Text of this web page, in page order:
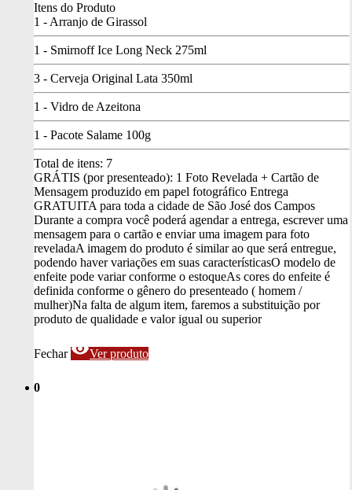
Itens do Produto
1 - Arranjo de Girassol
1 - Smirnoff Ice Long Neck 275ml
3 - Cerveja Original Lata 350ml
1 - Vidro de Azeitona
1 - Pacote Salame 100g
Total de itens: 7
GRÁTIS (por presenteado): 1 Foto Revelada + Cartão de
Mensagem produzido em papel fotográfico Entrega
GRATUITA para toda a cidade de São José dos Campos
Durante a compra você poderá agendar a entrega, escrever uma
mensagem para o cartão e enviar uma imagem para foto
reveladaA imagem do produto é similar ao que será entregue,
podendo haver variações em suas característicasO modelo de
enfeite pode variar conforme o estoqueAs cores do enfeite é
definida conforme o gênero do presenteado ( homem /
mulher)Na falta de algum item, faremos a substituição por
produto de qualidade e valor igual ou superior
Fechar visibilityVer produto
0